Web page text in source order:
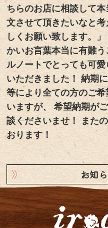
ちらのお店に相談して
文させて頂きたいなと
しくお願い致します。
かいお言葉本当に有難
ルノートでとっても可
いただきました！ 納期
等により全ての方のご
いますが、 希望納期が
談くださいませ！ また
おります！
お知